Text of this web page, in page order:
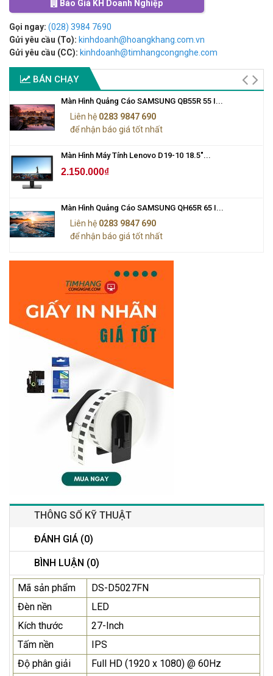
Báo Giá KH Doanh Nghiệp
Gọi ngay: (028) 3984 7690
Gửi yêu cầu (To): kinhdoanh@hoangkhang.com.vn
Gửi yêu cầu (CC): kinhdoanh@timhangcongnghe.com
BÁN CHẠY
Màn Hình Quảng Cáo SAMSUNG QB55R 55 I...
Liên hệ 0283 9847 690
để nhận báo giá tốt nhất
Màn Hình Máy Tính Lenovo D19-10 18.5"...
2.150.000₫
Màn Hình Quảng Cáo SAMSUNG QH65R 65 I...
Liên hệ 0283 9847 690
để nhận báo giá tốt nhất
THÔNG SỐ KỸ THUẬT
ĐÁNH GIÁ (0)
BÌNH LUẬN (0)
Mã sản phẩm
DS-D5027FN
Đèn nền
LED
Kích thước
27-Inch
Tấm nền
IPS
Độ phân giải
Full HD (1920 x 1080) @ 60Hz